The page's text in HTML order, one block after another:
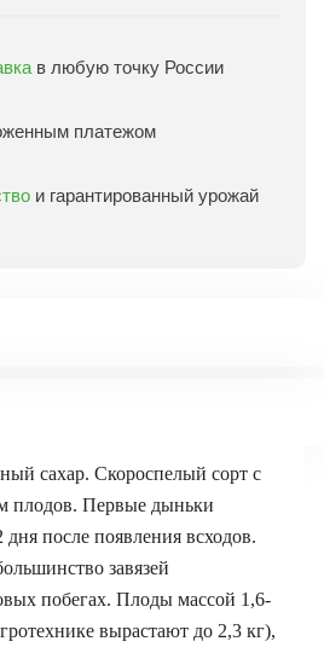
в любую точку России
платежом
и гарантированный урожай
сахар. Скороспелый сорт с
плодов. Первые дыньки
после появления всходов.
завязей
побегах. Плоды массой 1,6-
вырастают до 2,3 кг),